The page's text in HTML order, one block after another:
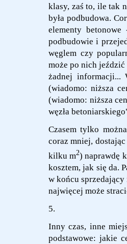
klasy, zaś to, ile tak
była podbudowa.
elementy
podbudowie i
węglem czy
może po nich
żadnej informacji...
(wiadomo: niższa
(wiadomo: niższa
węzła
Czasem tylko
coraz mniej,
kilku m2) naprawdę
kosztem, jak się da.
w końcu
najwięcej może
5.
Inny czas, inne
podstawowe: jakie